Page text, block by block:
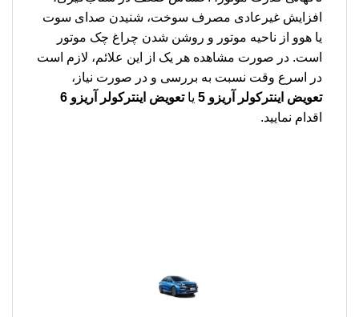
افزایش غیرعادی مصرف سوخت، شنیدن صدای سوت
یا هوو از ناحیه موتور و روشن شدن چراغ چک موتور
است. در صورت مشاهده هر یک از این علائم، لازم است
در اسرع وقت نسبت به بررسی و در صورت نیاز،
تعویض اینترکولر آریزو 5
یاتعویض اینترکولر آریزو 6
اقدام نمایید.